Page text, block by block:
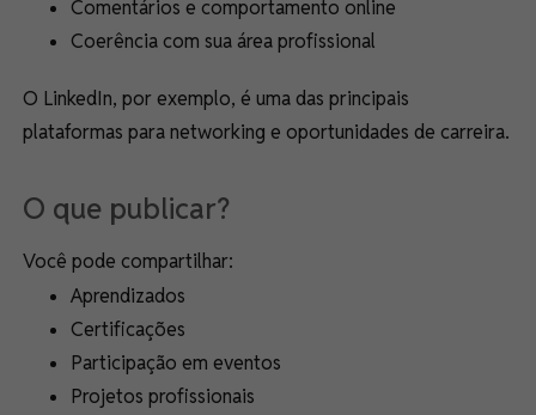
Comentários e comportamento online
Coerência com sua área profissional
O LinkedIn, por exemplo, é uma das principais
plataformas para networking e oportunidades de carreira.
O que publicar?
Você pode compartilhar:
Aprendizados
Certificações
Participação em eventos
Projetos profissionais